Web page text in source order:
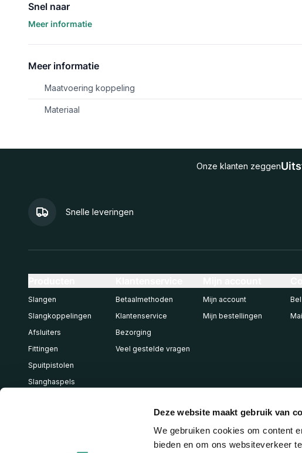
Deze website maakt gebruik van
We gebruiken cookies om content
bieden en om ons websiteverkeer
Snel naar
Meer informatie
Meer informatie
Maatvoering koppeling
Materiaal
Onze klanten zeggen
Snelle leveringen
Slangen
Slangkoppelingen
Afsluiters
Fittingen
Spuitpistolen
Slanghaspels
Betaalmethoden
Klantenservice
Bezorging
Veel gestelde vragen
Mijn account
Mijn bestellingen